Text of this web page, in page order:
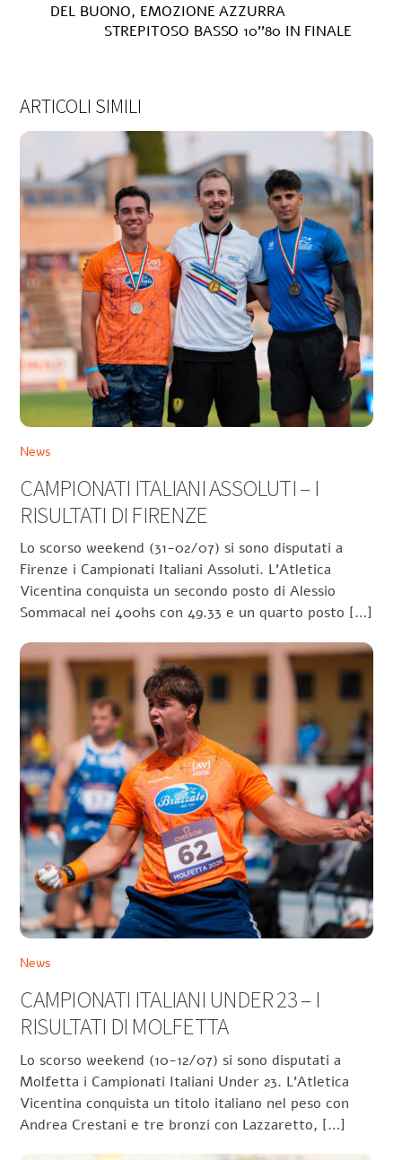
DEL BUONO, EMOZIONE AZZURRA
STREPITOSO BASSO 10’’80 IN FINALE
ARTICOLI SIMILI
News
CAMPIONATI ITALIANI ASSOLUTI – I
RISULTATI DI FIRENZE
Lo scorso weekend (31-02/07) si sono disputati a
Firenze i Campionati Italiani Assoluti. L’Atletica
Vicentina conquista un secondo posto di Alessio
Sommacal nei 400hs con 49.33 e un quarto posto […]
News
CAMPIONATI ITALIANI UNDER 23 – I
RISULTATI DI MOLFETTA
Lo scorso weekend (10-12/07) si sono disputati a
Molfetta i Campionati Italiani Under 23. L’Atletica
Vicentina conquista un titolo italiano nel peso con
Andrea Crestani e tre bronzi con Lazzaretto, […]